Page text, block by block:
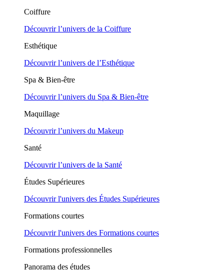
Coiffure
Découvrir l’univers de la Coiffure
Esthétique
Découvrir l’univers de l’Esthétique
Spa & Bien-être
Découvrir l’univers du Spa & Bien-être
Maquillage
Découvrir l’univers du Makeup
Santé
Découvrir l’univers de la Santé
Études Supérieures
Découvrir l'univers des Études Supérieures
Formations courtes
Découvrir l'univers des Formations courtes
Formations professionnelles
Panorama des études